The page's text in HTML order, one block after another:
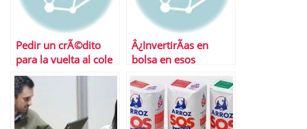
Pedir un crÃ©dito
para la vuelta al cole
Â¿InvertirÃ­as en
bolsa en esos
â€˜engendrosâ€™ de
las cajas llamados
SIP?